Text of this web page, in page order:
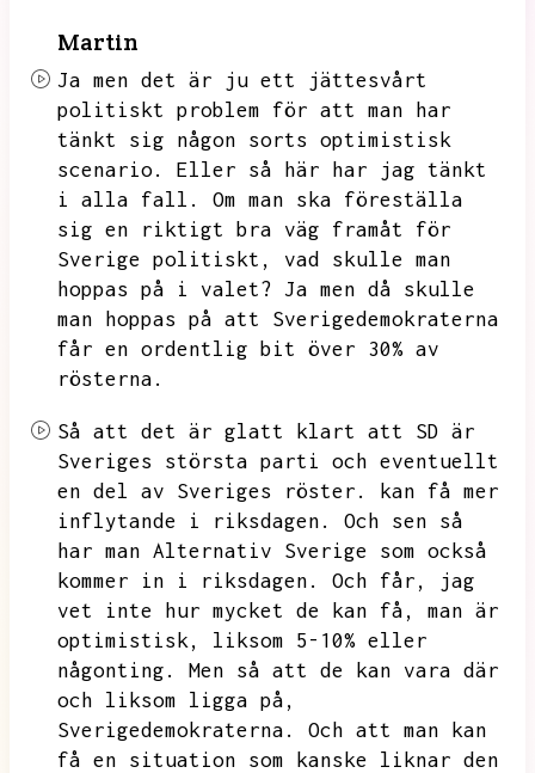
Martin
Ja men det är ju ett jättesvårt
politiskt problem för att man har
tänkt sig någon sorts optimistisk
scenario.
Eller så här har jag tänkt
i alla fall.
Om man ska föreställa
sig en riktigt bra väg framåt för
Sverige politiskt,
vad skulle man
hoppas på i valet? Ja men då skulle
man hoppas på att Sverigedemokraterna
får en ordentlig bit över 30% av
rösterna.
Så att det är glatt klart att SD är
Sveriges största parti och eventuellt
en del av Sveriges röster.
kan få mer
inflytande i riksdagen.
Och sen så
har man Alternativ Sverige som också
kommer in i riksdagen.
Och får,
jag
vet inte hur mycket de kan få,
man är
optimistisk,
liksom 5-10% eller
någonting.
Men så att de kan vara där
och liksom ligga på,
Sverigedemokraterna.
Och att man kan
få en situation som kanske liknar den